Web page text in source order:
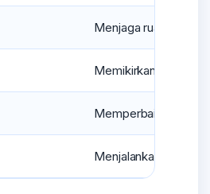
Menjaga ruang
Memikirkan
Memperbaiki diri
Menjalankan peran